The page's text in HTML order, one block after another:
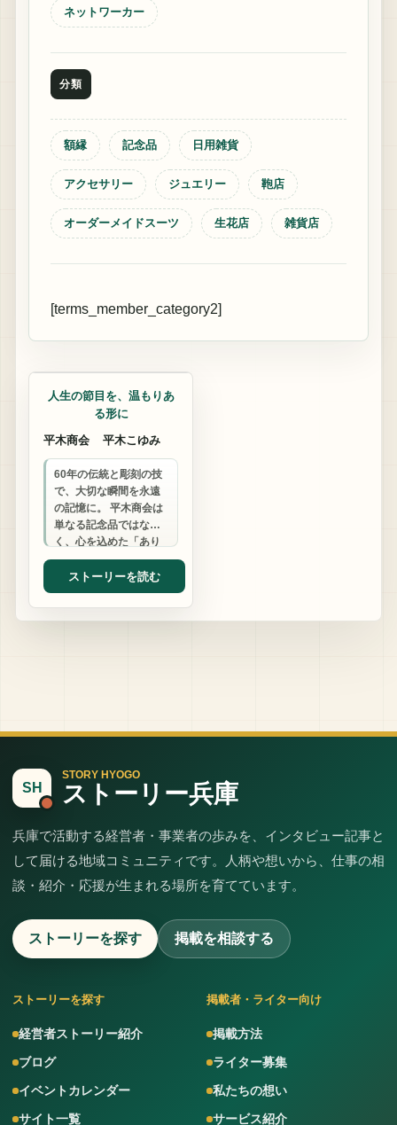
ネットワーカー
分類
額縁 記念品 日用雑貨
アクセサリー ジュエリー 鞄店
オーダーメイドスーツ 生花店 雑貨店
[terms_member_category2]
人生の節目を、温もりあ
る形に
平木商会
平木こゆみ
60年の伝統と彫刻の技
で、大切な瞬間を永遠
の記憶に。 平木商会は
単なる記念品ではな
く、心を込めた「あり
がとう」の物語を刻み
ます。
ストーリーを読む
SH
STORY HYOGO
ストーリー兵庫
兵庫で活動する経営者・事業者の歩みを、インタビュー記事と
して届ける地域コミュニティです。人柄や想いから、仕事の相
談・紹介・応援が生まれる場所を育てています。
ストーリーを探す 掲載を相談する
ストーリーを探す
経営者ストーリー紹介
ブログ
イベントカレンダー
サイト一覧
掲載者・ライター向け
掲載方法
ライター募集
私たちの想い
サービス紹介